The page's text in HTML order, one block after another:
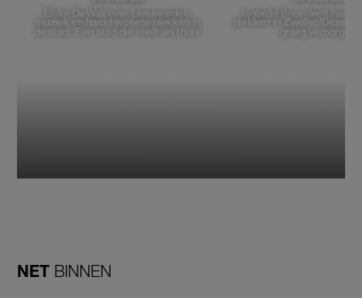
Elske DeWall over Leeuwarden,
muziek en haar favoriete plekken in
de stad: 'Een stad die voelt als thuis'
Isabelle Boer deelt haar
plekken in Zwolle: 'Deze
graag verborgen'
NET BINNEN